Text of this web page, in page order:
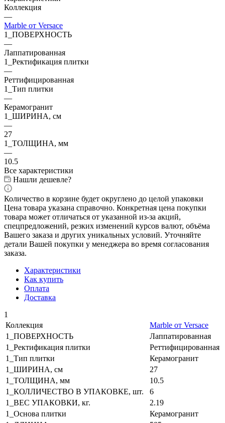
Коллекция
—
Marble от Versace
1_ПОВЕРХНОСТЬ
—
Лаппатированная
1_Ректификация плитки
—
Реттифицированная
1_Тип плитки
—
Керамогранит
1_ШИРИНА, cм
—
27
1_ТОЛЩИНА, мм
—
10.5
Все характеристики
Нашли дешевле?
Количество в корзине будет округлено до целой упаковки
Цена товара указана справочно. Конкретная цена покупки
товара может отличаться от указанной из-за акций,
спецпредложений, резких изменений курсов валют, объёма
Вашего заказа и других уникальных условий. Уточняйте
детали Вашей покупки у менеджера во время согласования
заказа.
Характеристики
Как купить
Оплата
Доставка
1
Коллекция
Marble от Versace
1_ПОВЕРХНОСТЬ
Лаппатированная
1_Ректификация плитки
Реттифицированная
1_Тип плитки
Керамогранит
1_ШИРИНА, cм
27
1_ТОЛЩИНА, мм
10.5
1_КОЛЛИЧЕСТВО В УПАКОВКЕ, шт.
6
1_ВЕС УПАКОВКИ, кг.
2.19
1_Основа плитки
Керамогранит